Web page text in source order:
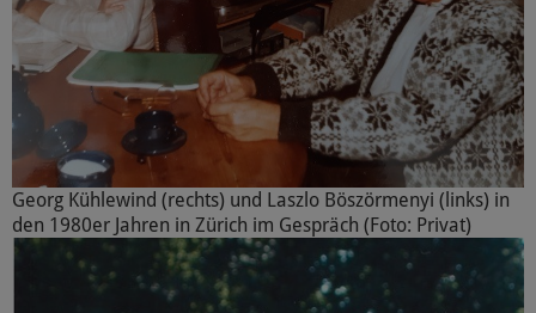
Georg Kühlewind (rechts) und Laszlo Böszörmenyi (links) in
den 1980er Jahren in Zürich im Gespräch (Foto: Privat)